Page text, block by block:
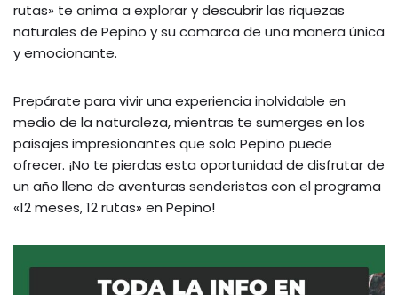
rutas» te anima a explorar y descubrir las riquezas
naturales de Pepino y su comarca de una manera única
y emocionante.
Prepárate para vivir una experiencia inolvidable en
medio de la naturaleza, mientras te sumerges en los
paisajes impresionantes que solo Pepino puede
ofrecer. ¡No te pierdas esta oportunidad de disfrutar de
un año lleno de aventuras senderistas con el programa
«12 meses, 12 rutas» en Pepino!